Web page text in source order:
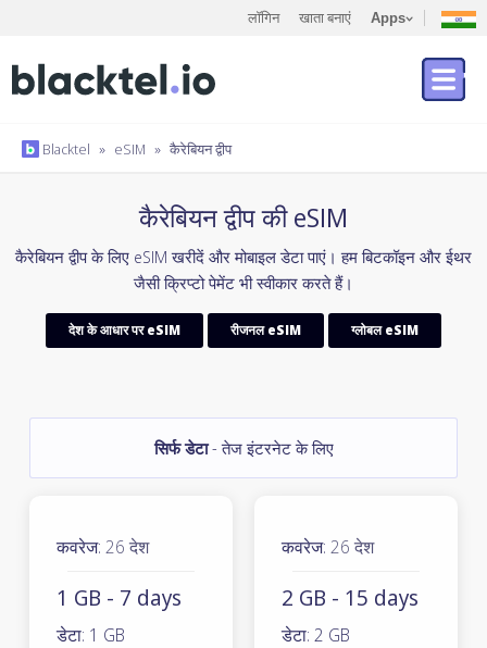
लॉगिन खाता बनाएं Apps
Blacktel » eSIM » कैरेबियन द्वीप
कैरेबियन द्वीप की eSIM
कैरेबियन द्वीप के लिए eSIM खरीदें और मोबाइल डेटा पाएं। हम बिटकॉइन और ईथर
जैसी क्रिप्टो पेमेंट भी स्वीकार करते हैं।
देश के आधार पर eSIM रीजनल eSIM ग्लोबल eSIM
सिर्फ डेटा- तेज इंटरनेट के लिए
कवरेज: 26 देश
1 GB - 7 days
डेटा: 1 GB
कवरेज: 26 देश
2 GB - 15 days
डेटा: 2 GB